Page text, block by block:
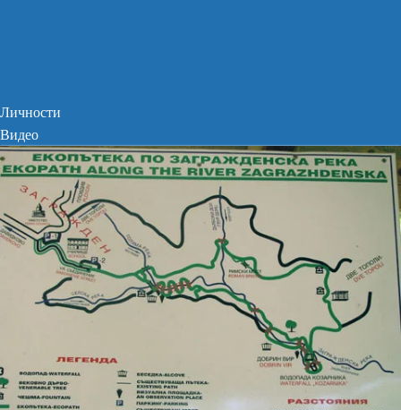
Личности
Видео